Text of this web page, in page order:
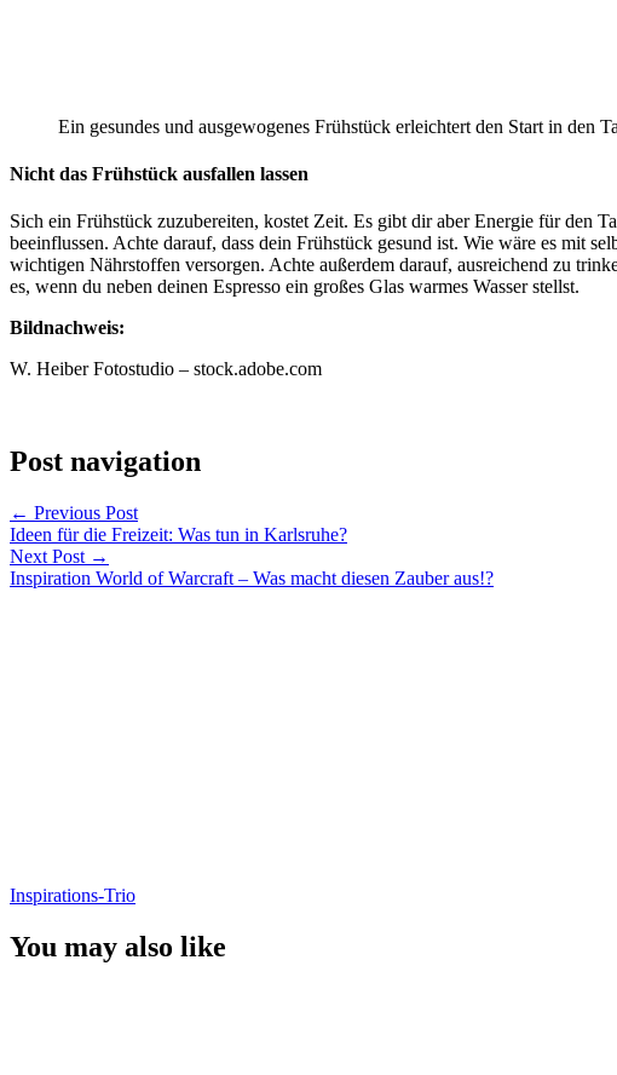
Ein gesundes und ausgewogenes Frühstück erleichtert den Start in den
Nicht das Frühstück ausfallen lassen
Sich ein Frühstück zuzubereiten, kostet Zeit. Es gibt dir aber Energie für den
beeinflussen. Achte darauf, dass dein Frühstück gesund ist. Wie wäre es mit
wichtigen Nährstoffen versorgen. Achte außerdem darauf, ausreichend zu
es, wenn du neben deinen Espresso ein großes Glas warmes Wasser stellst.
Bildnachweis:
W. Heiber Fotostudio – stock.adobe.com
Post navigation
← Previous Post
Ideen für die Freizeit: Was tun in Karlsruhe?
Next Post →
Inspiration World of Warcraft – Was macht diesen Zauber aus!?
Inspirations-Trio
You may also like